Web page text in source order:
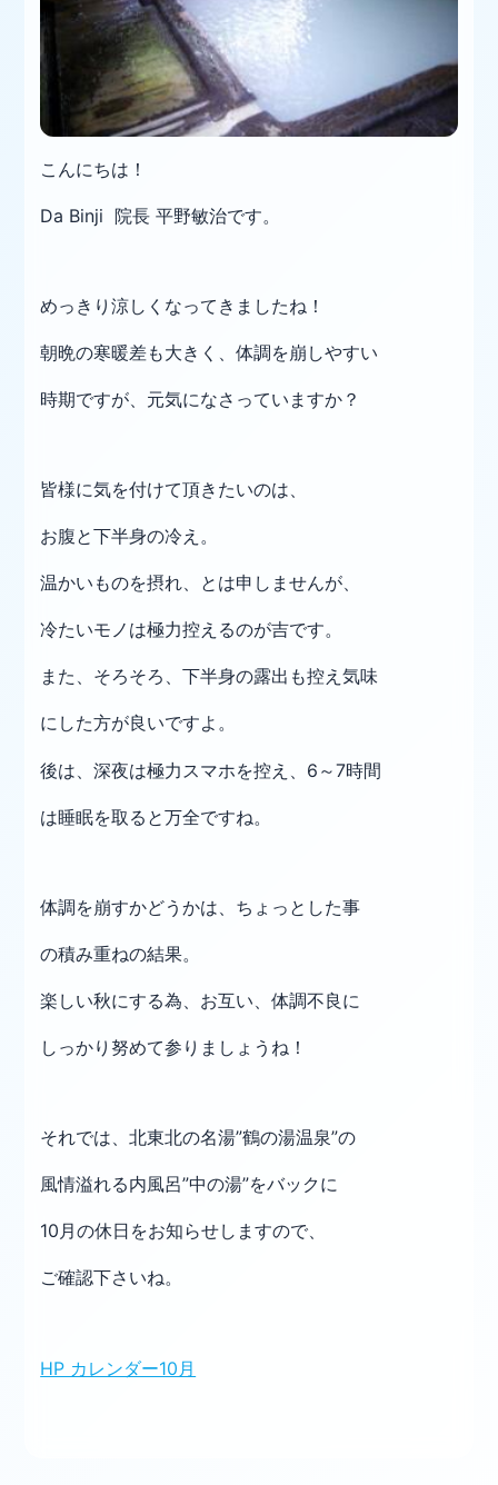
こんにちは！
Da Binji 院長 平野敏治です。
めっきり涼しくなってきましたね！
朝晩の寒暖差も大きく、体調を崩しやすい
時期ですが、元気になさっていますか？
皆様に気を付けて頂きたいのは、
お腹と下半身の冷え。
温かいものを摂れ、とは申しませんが、
冷たいモノは極力控えるのが吉です。
また、そろそろ、下半身の露出も控え気味
にした方が良いですよ。
後は、深夜は極力スマホを控え、6～7時間
は睡眠を取ると万全ですね。
体調を崩すかどうかは、ちょっとした事
の積み重ねの結果。
楽しい秋にする為、お互い、体調不良に
しっかり努めて参りましょうね！
それでは、北東北の名湯”鶴の湯温泉”の
風情溢れる内風呂”中の湯”をバックに
10月の休日をお知らせしますので、
ご確認下さいね。
HP カレンダー10月